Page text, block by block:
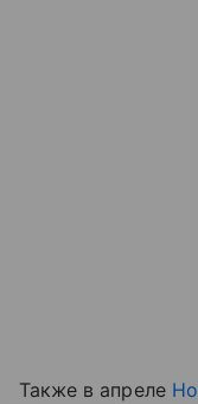
Также в апреле